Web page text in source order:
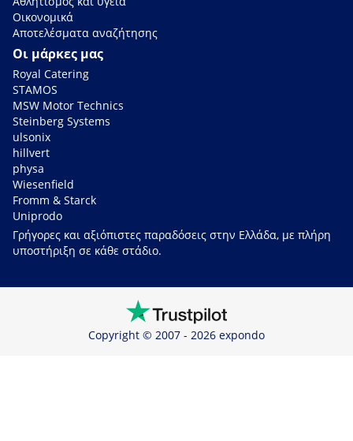
Οικονομικά
Αποτελέσματα αναζήτησης
Οι μάρκες μας
Royal Catering
STAMOS
MSW Motor Technics
Steinberg Systems
ulsonix
hillvert
physa
Wiesenfield
Fromm & Starck
Uniprodo
Γρήγορες και αξιόπιστες παραδόσεις στην Ελλάδα, με πλήρη
υποστήριξη σε κάθε στάδιο.
Copyright © 2007 - 2026 expondo